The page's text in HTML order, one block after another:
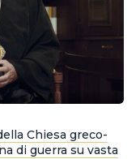
Chiesa greco-
di guerra su vasta